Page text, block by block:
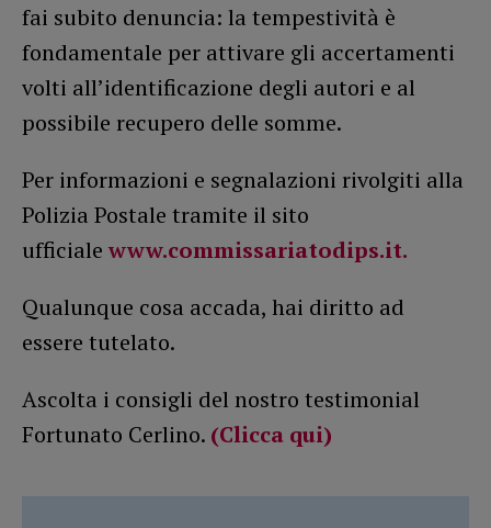
fai subito denuncia: la tempestività è
fondamentale per attivare gli accertamenti
volti all’identificazione degli autori e al
possibile recupero delle somme.
Per informazioni e segnalazioni rivolgiti alla
Polizia Postale tramite il sito
ufficiale www.commissariatodips.it.
Qualunque cosa accada, hai diritto ad
essere tutelato.
Ascolta i consigli del nostro testimonial
Fortunato Cerlino. (Clicca qui)